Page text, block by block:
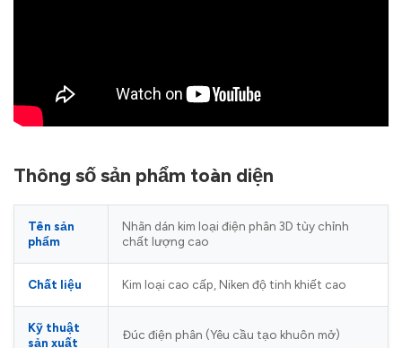
Thông số sản phẩm toàn diện
Tên sản
phẩm
Nhãn dán kim loại điện phân 3D tùy chỉnh
chất lượng cao
Chất liệu Kim loại cao cấp, Niken độ tinh khiết cao
Kỹ thuật
sản xuất
Đúc điện phân (Yêu cầu tạo khuôn mở)